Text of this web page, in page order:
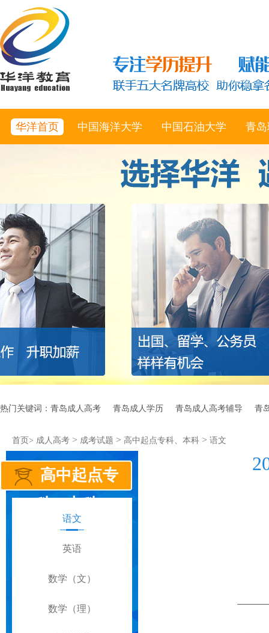
华洋首页 中国海洋大学 中国石油大学 青
热门关键词： 青岛成人高考 青岛成人学历 青岛成人高考辅导 青
首页> 成人高考 > 成考试题 > 高中起点专科、本科 > 语文
高中起点专
语文
英语
数学（文）
数学（理）